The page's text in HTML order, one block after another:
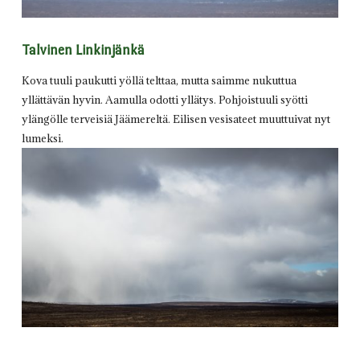
Talvinen Linkinjänkä
Kova tuuli paukutti yöllä telttaa, mutta saimme nukuttua
yllättävän hyvin. Aamulla odotti yllätys. Pohjoistuuli syötti
ylängölle terveisiä Jäämereltä. Eilisen vesisateet muuttuivat nyt
lumeksi.